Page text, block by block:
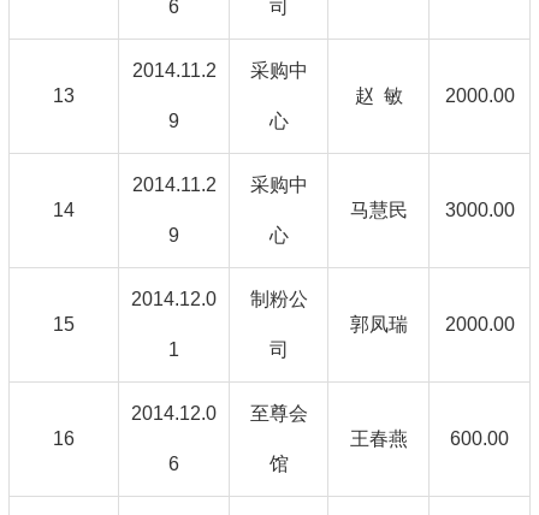
6 司
13
2014.11.2
9
采购中
心
赵 敏 2000.00
14
2014.11.2
9
采购中
心
马慧民 3000.00
15
2014.12.0
1
制粉公
司
郭凤瑞 2000.00
16
2014.12.0
6
至尊会
馆
王春燕 600.00